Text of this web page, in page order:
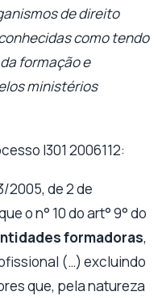
de direito
como tendo
formação e
ministérios
I301 2006112:
2005, de 2 de
o n° 10 do art° 9° do
formadoras,
(…) excluindo
que, pela natureza